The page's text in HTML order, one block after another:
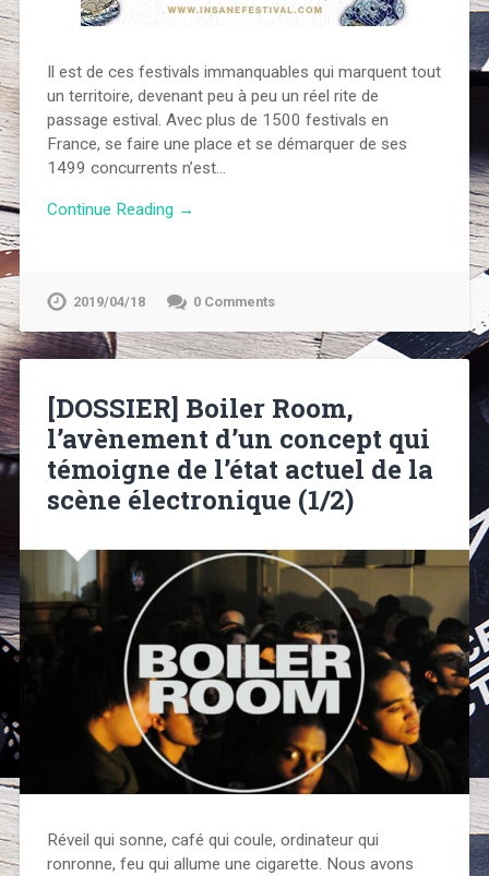
Il est de ces festivals immanquables qui marquent tout
un territoire, devenant peu à peu un réel rite de
passage estival. Avec plus de 1500 festivals en
France, se faire une place et se démarquer de ses
1499 concurrents n’est…
Continue Reading →
2019/04/18 0 Comments
[DOSSIER] Boiler Room,
l’avènement d’un concept qui
témoigne de l’état actuel de la
scène électronique (1/2)
Réveil qui sonne, café qui coule, ordinateur qui
ronronne, feu qui allume une cigarette. Nous avons